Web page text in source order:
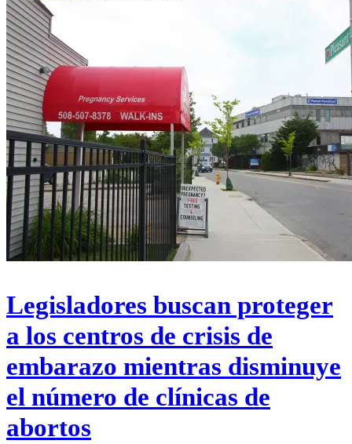
Legisladores buscan proteger
a los centros de crisis de
embarazo mientras disminuye
el número de clínicas de
abortos